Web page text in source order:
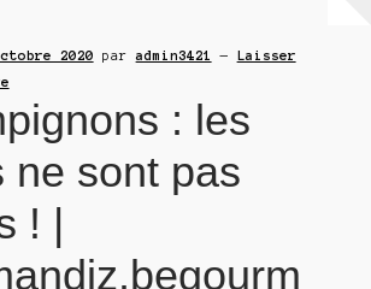
2020 paradmin3421 — Laisser
: les
ne sont pas
! |